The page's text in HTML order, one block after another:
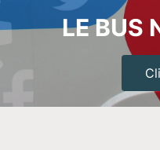
LE BUS